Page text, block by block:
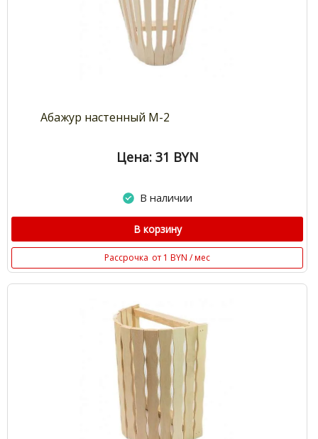
Абажур настенный М-2
Цена: 31 BYN
В наличии
В корзину
Рассрочка от 1 BYN / мес